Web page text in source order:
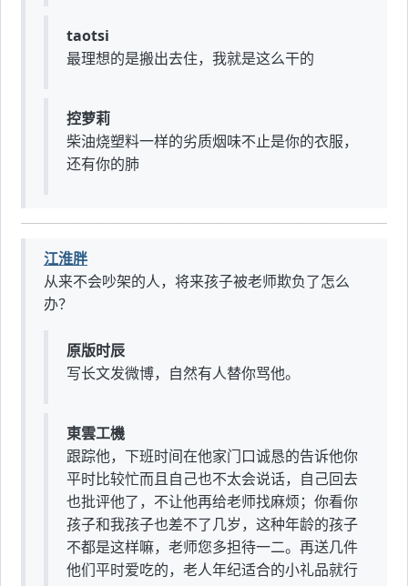
taotsi
最理想的是搬出去住，我就是这么干的
控萝莉
柴油烧塑料一样的劣质烟味不止是你的衣服，
还有你的肺
江淮胖
从来不会吵架的人，将来孩子被老师欺负了怎么
办？
原版时辰
写长文发微博，自然有人替你骂他。
東雲工機
跟踪他，下班时间在他家门口诚恳的告诉他你
平时比较忙而且自己也不太会说话，自己回去
也批评他了，不让他再给老师找麻烦；你看你
孩子和我孩子也差不了几岁，这种年龄的孩子
不都是这样嘛，老师您多担待一二。再送几件
他们平时爱吃的，老人年纪适合的小礼品就行